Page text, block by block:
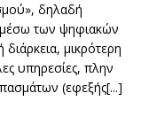
δηλαδή
μέσω των ψηφιακών
μικρότερη
υπηρεσίες, πλην
(εφεξής[...]